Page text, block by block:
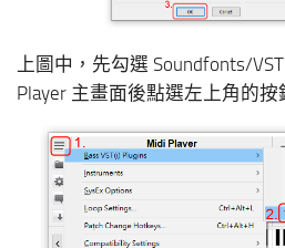
上圖中，先勾選 Soundfonts/
Player 主畫面後點選左上角的按